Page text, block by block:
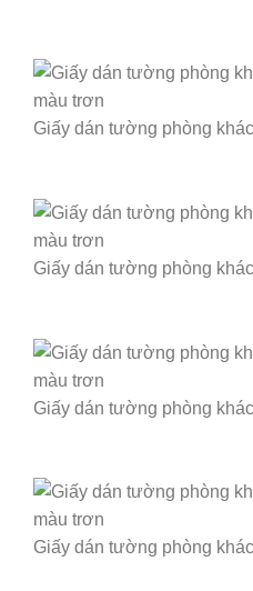
Giấy dán tường phòng
Giấy dán tường phòng
Giấy dán tường phòng
Giấy dán tường phòng